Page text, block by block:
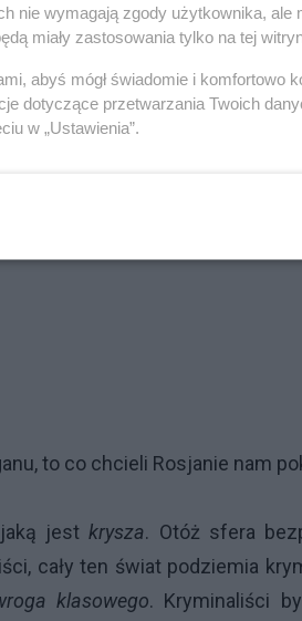
to co chcieli Rosjanie nam
jaką jestkrysza. Otóż sfera
cały ten świat podziemia
klasowego. Kryminaliści
nie wymagają zgody użytkownika,
miały zastosowania tylko na tej
abyś mógł świadomie i komfortowo
dotyczące przetwarzania Twoich
w „Ustawienia”.